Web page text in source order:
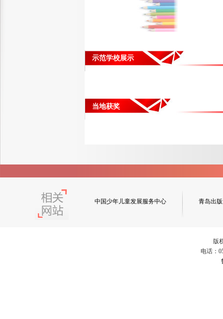
示范学校展示
当地获奖
中国少年儿童发展服务中心 青岛出
版
电话：